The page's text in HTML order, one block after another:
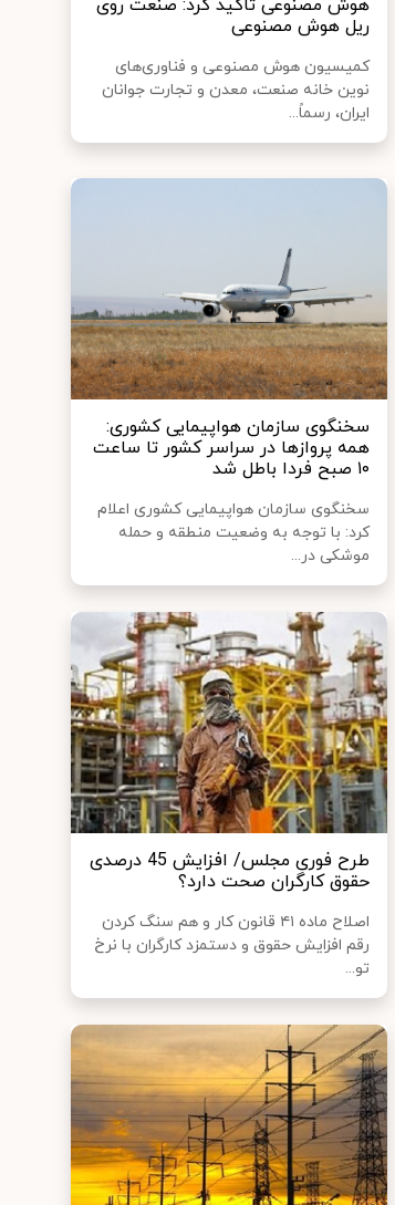
هوش مصنوعی تاکید کرد: صنعت روی
ریل هوش مصنوعی
کمیسیون هوش مصنوعی و فناوری‌های
نوین خانه صنعت، معدن و تجارت جوانان
ایران، رسماً...
سخنگوی سازمان هواپیمایی کشوری:
همه پروازها در سراسر کشور تا ساعت
۱۰ صبح فردا باطل شد
سخنگوی سازمان هواپیمایی کشوری اعلام
کرد: با توجه به وضعیت منطقه و حمله
موشکی در...
طرح فوری مجلس/ افزایش 45 درصدی
حقوق کارگران صحت دارد؟
اصلاح ماده ۴۱ قانون کار و هم سنگ کردن
رقم افزایش حقوق و دستمزد کارگران با نرخ
تو...